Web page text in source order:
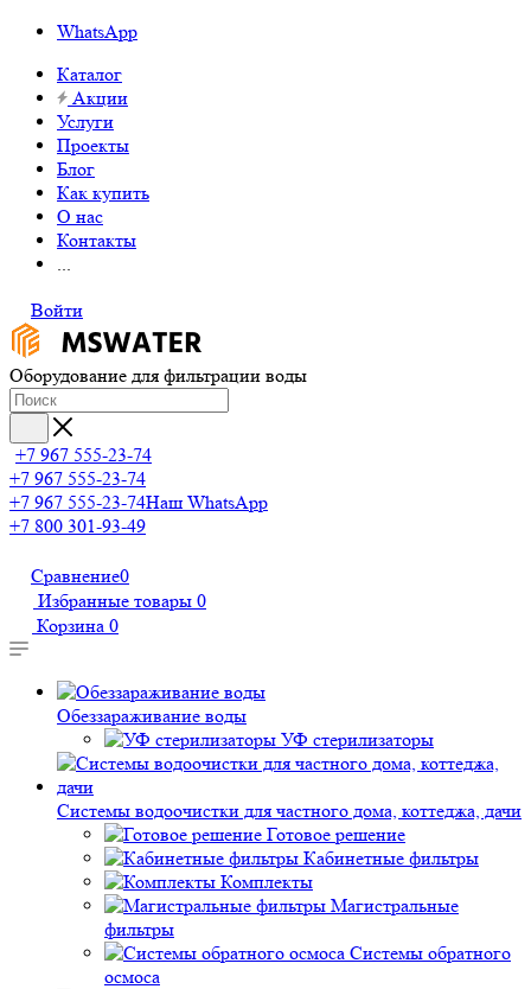
WhatsApp
Каталог
Акции
Услуги
Проекты
Блог
Как купить
О нас
Контакты
...
Войти
Оборудование для фильтрации воды
+7 967 555-23-74
+7 967 555-23-74
+7 967 555-23-74Наш WhatsApp
+7 800 301-93-49
Сравнение0
Избранные товары 0
Корзина 0
Обеззараживание воды
УФ стерилизаторы
Системы водоочистки для частного дома, коттеджа, дачи
Готовое решение
Кабинетные фильтры
Комплекты
Магистральные
фильтры
Системы обратного
осмоса